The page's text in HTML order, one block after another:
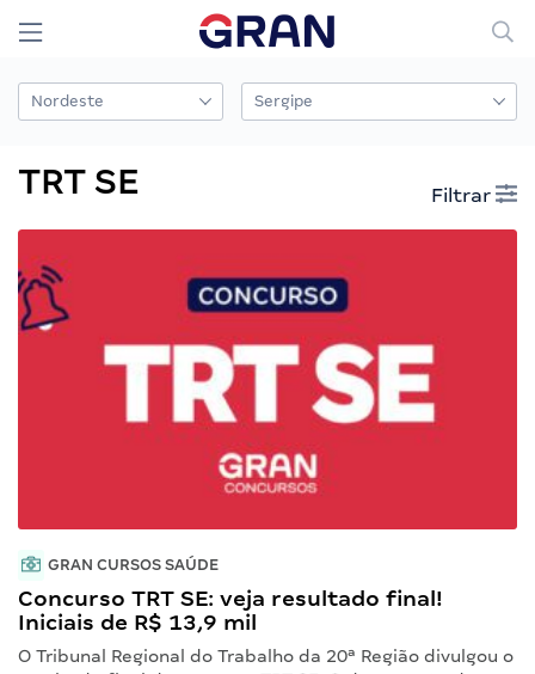
TRT SE Filtrar
GRAN CURSOS SAÚDE
Concurso TRT SE: veja resultado final!
Iniciais de R$ 13,9 mil
O Tribunal Regional do Trabalho da 20ª Região divulgou o